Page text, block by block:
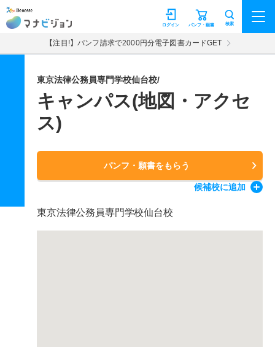
マナビジョン パンフ・願書
ログイン 検索
【注目!】パンフ請求で2000円分電子図書カードGET
東京法律公務員専門学校仙台校/
キャンパス(地図・アクセ
ス)
パンフ・願書をもらう
候補校に追加
東京法律公務員専門学校仙台校